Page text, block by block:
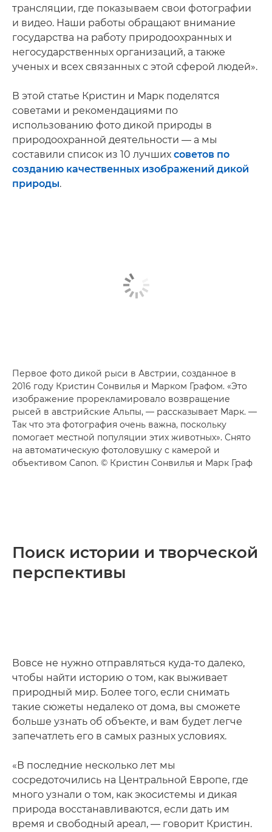
трансляции, где показываем свои фотографии
и видео. Наши работы обращают внимание
государства на работу природоохранных и
негосударственных организаций, а также
ученых и всех связанных с этой сферой людей».
В этой статье Кристин и Марк поделятся
советами и рекомендациями по
использованию фото дикой природы в
природоохранной деятельности — а мы
составили список из 10 лучших советов по
созданию качественных изображений дикой
природы.
Первое фото дикой рыси в Австрии, созданное в
2016 году Кристин Сонвилья и Марком Графом. «Это
изображение прорекламировало возвращение
рысей в австрийские Альпы, — рассказывает Марк. —
Так что эта фотография очень важна, поскольку
помогает местной популяции этих животных». Снято
на автоматическую фотоловушку с камерой и
объективом Canon. © Кристин Сонвилья и Марк Граф
Поиск истории и творческой
перспективы
Вовсе не нужно отправляться куда-то далеко,
чтобы найти историю о том, как выживает
природный мир. Более того, если снимать
такие сюжеты недалеко от дома, вы сможете
больше узнать об объекте, и вам будет легче
запечатлеть его в самых разных условиях.
«В последние несколько лет мы
сосредоточились на Центральной Европе, где
много узнали о том, как экосистемы и дикая
природа восстанавливаются, если дать им
время и свободный ареал, — говорит Кристин.